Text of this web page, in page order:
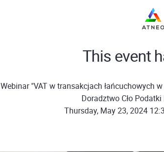
This event
Webinar "VAT w transakcjach łańcuchowych
Doradztwo Cło
Thursday, May 23, 2024